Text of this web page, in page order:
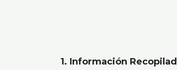
1. Información